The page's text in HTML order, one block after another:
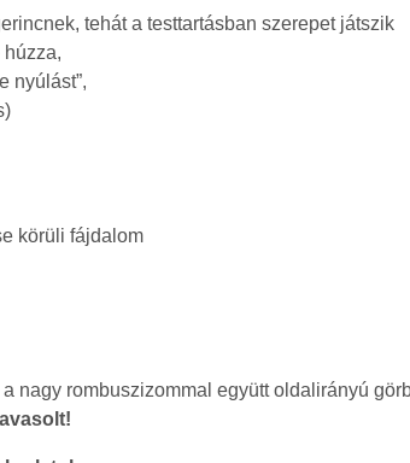
tehát a testtartásban szerepet játszik
nyúlást”,
körüli fájdalom
nagy rombuszizommal együtt oldalirányú